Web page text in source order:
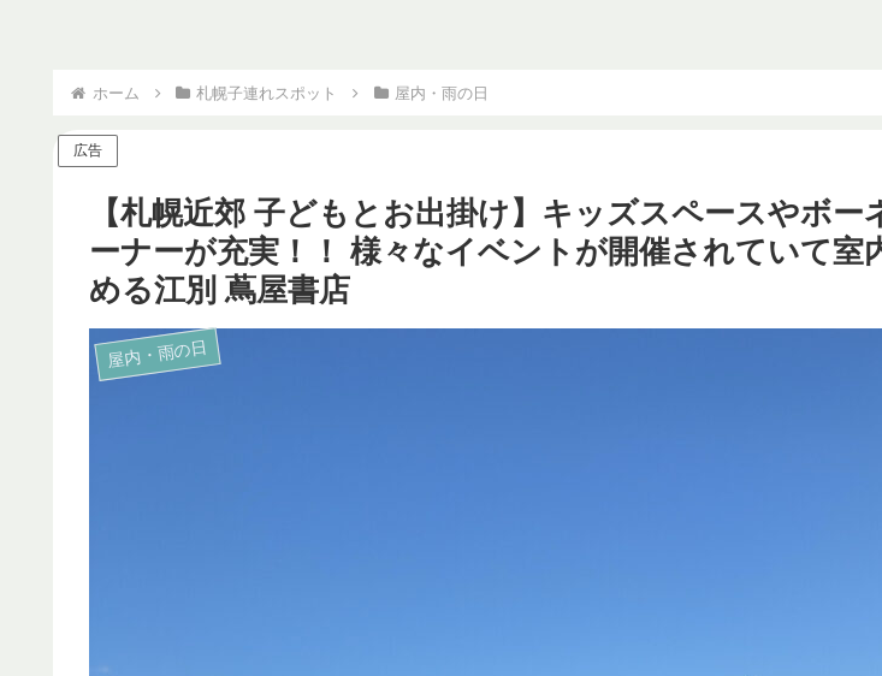
ホーム 札幌子連れスポット 屋内・雨の日
広告
【札幌近郊 子どもとお出掛け】キッズスペースやボー
ーナーが充実！！ 様々なイベントが開催されていて室
める江別 蔦屋書店
屋内・雨の日